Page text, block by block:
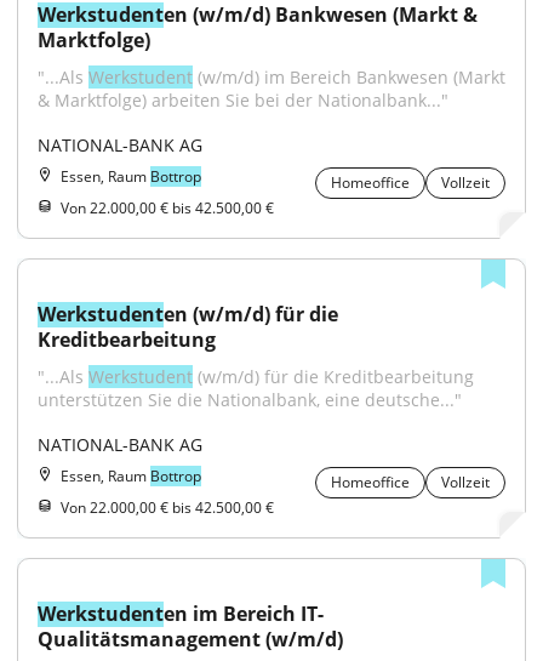
Werkstudenten (w/m/d) Bankwesen (Markt &
Marktfolge)
"...Als Werkstudent (w/m/d) im Bereich Bankwesen (Markt
& Marktfolge) arbeiten Sie bei der Nationalbank..."
NATIONAL-BANK AG
Essen, Raum Bottrop Homeoffice
Vollzeit
Von 22.000,00 € bis 42.500,00 €
Werkstudenten (w/m/d) für die
Kreditbearbeitung
"...Als Werkstudent (w/m/d) für die Kreditbearbeitung
unterstützen Sie die Nationalbank, eine deutsche..."
NATIONAL-BANK AG
Essen, Raum Bottrop Homeoffice
Vollzeit
Von 22.000,00 € bis 42.500,00 €
Werkstudenten im Bereich IT-
Qualitätsmanagement (w/m/d)